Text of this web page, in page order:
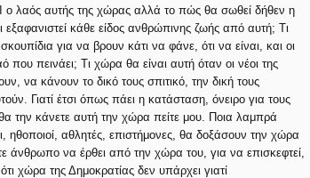
ο λαός αυτής της χώρας αλλά το πώς θα σωθεί δήθεν η
κάθε είδος ανθρώπινης ζωής από αυτή; Τι
για να βρουν κάτι να φάνε, ότι να είναι, και οι
που πεινάει; Τι χώρα θα είναι αυτή όταν οι νέοι της
να κάνουν το δικό τους σπιτικό, την δική τους
Γιατί έτσι όπως πάει η κατάσταση, όνειρο για τους
την κάνετε αυτή την χώρα πείτε μου. Ποια λαμπρά
ηθοποιοί, αθλητές, επιστήμονες, θα δοξάσουν την χώρα
άνθρωπο να έρθει από την χώρα του, για να επισκεφτεί,
χώρα της Δημοκρατίας δεν υπάρχει γιατί